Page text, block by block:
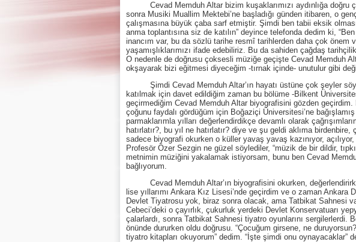
Cevad Memduh Altar bizim kuşaklarımızı aydınlığa doğru
sonra Musiki Muallim Mektebi’ne başladığı günden itibaren, o
çalışmasına büyük çaba sarf etmiştir. Şimdi ben tabii eksik
anma toplantısına siz de katılın” deyince telefonda dedim ki,
inancım var, bu da sözlü tarihe resmî tarihlerden daha çok önem
yaşamışlıklarımızı ifade edebiliriz. Bu da sahiden çağdaş
O nedenle de doğrusu çoksesli müziğe geçişte Cevad Memduh
okşayarak bizi eğitmesi diyeceğim -tırnak içinde- unutulur gibi
Şimdi Cevad Memduh Altar’ın hayatı üstüne çok şeyler
katılmak için davet edildiğim zaman bu bölüme -Bilkent
geçirmediğim Cevad Memduh Altar biyografisini gözden geçirdim.
çoğunu faydalı gördüğüm için Boğaziçi Üniversitesi’ne
parmaklarımla yılları değerlendirdikçe devamlı olarak
hatırlatır?, bu yıl ne hatırlatır? diye ve şu geldi aklıma
sadece biyografi okurken o küller yavaş yavaş kazınıyor,
Profesör Özer Sezgin ne güzel söylediler, “müzik de bir dildir,
metnimin müziğini yakalamak istiyorsam, bunu ben Cevad
bağlıyorum.
Cevad Memduh Altar’ın biyografisini okurken,
lise yıllarımı Ankara Kız Lisesi’nde geçirdim ve o zaman Ankara
Devlet Tiyatrosu yok, biraz sonra olacak, ama Tatbikat Sahnesi
Cebeci’deki o çayırlık, çukurluk yerdeki Devlet Konservatuarı
çalarlardı, sonra Tatbikat Sahnesi tiyatro oyunlarını sergilerlerdi.
önünde dururken oldu doğrusu. “Çocuğum girsene, ne
tiyatro kitapları okuyorum” dedim. “İşte şimdi onu